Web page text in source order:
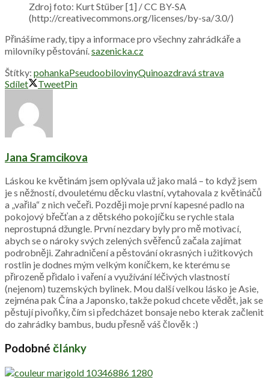
Zdroj foto: Kurt Stüber [1] / CC BY-SA
(http://creativecommons.org/licenses/by-sa/3.0/)
Přinášíme rady, tipy a informace pro všechny zahrádkáře a
milovníky pěstování.sazenicka.cz
Štítky: pohankaPseudoobilovinyQuinoazdravá strava
Sdílet
TweetPin
Jana Sramcikova
Láskou ke květinám jsem oplývala už jako malá – to když jsem
je s něžností, dvouletému děcku vlastní, vytahovala z květináčů
a „vařila“ z nich večeři. Později moje první kapesné padlo na
pokojový břečťan a z dětského pokojíčku se rychle stala
neprostupná džungle. První nezdary byly pro mě motivací,
abych se o nároky svých zelených svěřenců začala zajímat
podrobněji. Zahradničení a pěstování okrasných i užitkových
rostlin je dodnes mým velkým koníčkem, ke kterému se
přirozeně přidalo i vaření a využívání léčivých vlastností
(nejenom) tuzemských bylinek. Mou další velkou lásko je Asie,
zejména pak Čína a Japonsko, takže pokud chcete vědět, jak se
pěstují pivoňky, čím si předcházet bonsaje nebo kterak začlenit
do zahrádky bambus, budu přesně váš člověk :)
Podobné články